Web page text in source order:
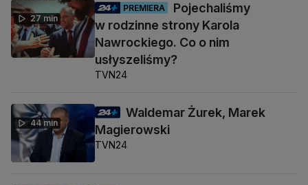
27 min
PREMIERA
Pojechaliśmy
w rodzinne strony Karola
Nawrockiego. Co o nim
usłyszeliśmy?
TVN24
44 min
Waldemar Żurek, Marek
Magierowski
TVN24